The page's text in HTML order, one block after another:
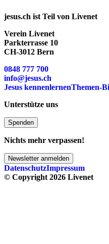
jesus.ch ist Teil von Livenet
Verein Livenet
Parkterrasse 10
CH-3012 Bern
0848 777 700
info@jesus.ch
Jesus kennenlernenThemen-
Unterstütze uns
Spenden
Nichts mehr verpassen!
Newsletter anmelden
DatenschutzImpressum
© Copyright 2026 Livenet